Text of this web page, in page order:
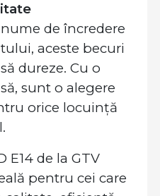
de încredere
aceste becuri
dureze. Cu o
sunt o alegere
orice locuință
E14 de la GTV
pentru cei care